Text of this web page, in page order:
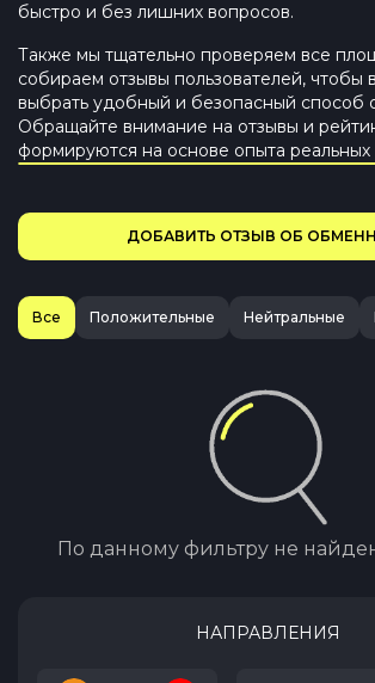
быстро и без лишних вопросов.
Также мы тщательно проверяем все
собираем отзывы пользователей, чтобы
выбрать удобный и безопасный способ
Обращайте внимание на отзывы и
формируются на основе опыта реальных
ДОБАВИТЬ ОТЗЫВ ОБ
Все Положительные Нейтральные
По данному фильтру не
НАПРАВЛЕНИЯ